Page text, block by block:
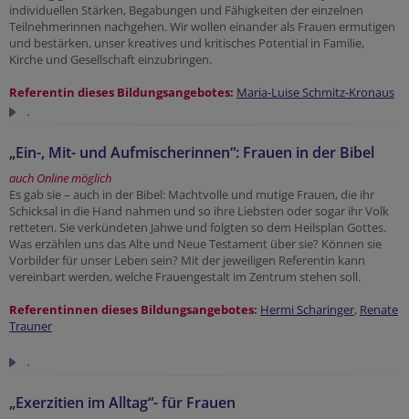
individuellen Stärken, Begabungen und Fähigkeiten der einzelnen
Teilnehmerinnen nachgehen. Wir wollen einander als Frauen ermutigen
und bestärken, unser kreatives und kritisches Potential in Familie,
Kirche und Gesellschaft einzubringen.
Referentin dieses Bildungsangebotes: Maria-Luise Schmitz-Kronaus
.
„Ein-, Mit- und Aufmischerinnen“: Frauen in der Bibel
auch Online möglich
Es gab sie – auch in der Bibel: Machtvolle und mutige Frauen, die ihr
Schicksal in die Hand nahmen und so ihre Liebsten oder sogar ihr Volk
retteten. Sie verkündeten Jahwe und folgten so dem Heilsplan Gottes.
Was erzählen uns das Alte und Neue Testament über sie? Können sie
Vorbilder für unser Leben sein? Mit der jeweiligen Referentin kann
vereinbart werden, welche Frauengestalt im Zentrum stehen soll.
Referentinnen dieses Bildungsangebotes: Hermi Scharinger, Renate
Trauner
.
„Exerzitien im Alltag“- für Frauen